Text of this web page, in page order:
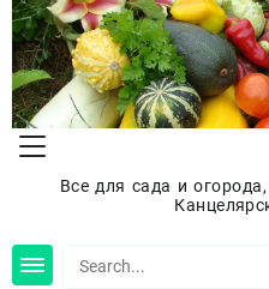
Перейти
содержимому
Все для сада и